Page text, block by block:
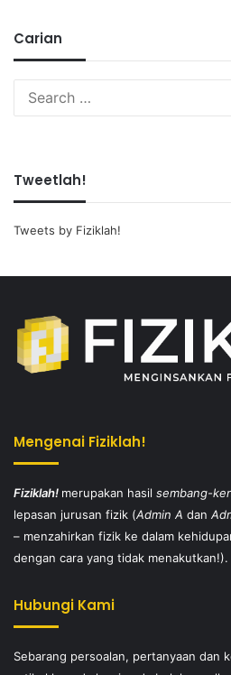
Carian
Tweetlah!
Tweets by Fiziklah!
Mengenai Fiziklah!
Fiziklah! merupakan hasil sembang-
lepasan jurusan fizik (Admin A dan
– menzahirkan fizik ke dalam
dengan cara yang tidak menakutkan!).
Hubungi Kami
Sebarang persoalan, pertanyaan dan